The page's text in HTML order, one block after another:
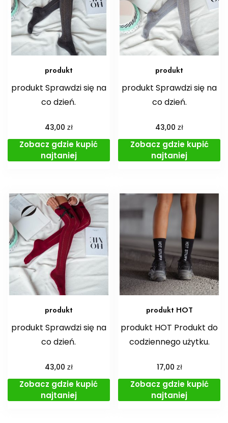
produkt
produkt Sprawdzi się na
co dzień.
43,00 zł
Zobacz gdzie kupić
najtaniej
produkt
produkt Sprawdzi się na
co dzień.
43,00zł
Zobacz gdzie kupić
najtaniej
produkt
produkt Sprawdzi się na
co dzień.
43,00 zł
Zobacz gdzie kupić
najtaniej
produkt HOT
produkt HOT Produkt do
codziennego użytku.
17,00 zł
Zobacz gdzie kupić
najtaniej